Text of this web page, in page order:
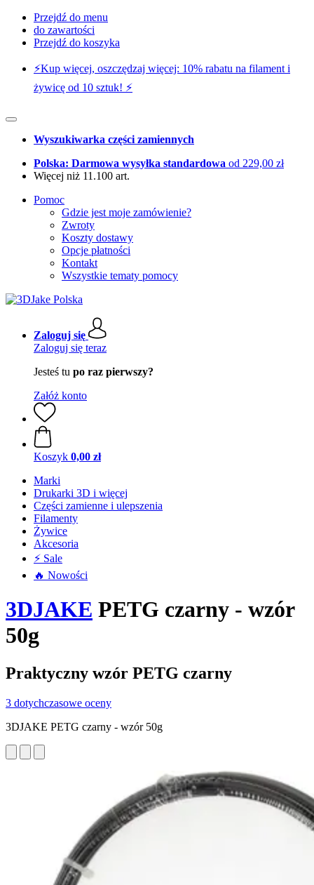
Przejdź do menu
do zawartości
Przejdź do koszyka
⚡️Kup więcej, oszczędzaj więcej: 10% rabatu na filament i
żywicę od 10 sztuk! ⚡️
Wyszukiwarka części zamiennych
Polska: Darmowa wysyłka standardowa od 229,00 zł
Więcej niż 11.100 art.
Pomoc
Gdzie jest moje zamówienie?
Zwroty
Koszty dostawy
Opcje płatności
Kontakt
Wszystkie tematy pomocy
Zaloguj się
Zaloguj się teraz
Jesteś tu po raz pierwszy?
Załóż konto
Koszyk 0,00 zł
Marki
Drukarki 3D i więcej
Części zamienne i ulepszenia
Filamenty
Żywice
Akcesoria
⚡ Sale
🔥 Nowości
3DJAKE PETG czarny - wzór
50g
Praktyczny wzór PETG czarny
3 dotychczasowe oceny
3DJAKE PETG czarny - wzór 50g